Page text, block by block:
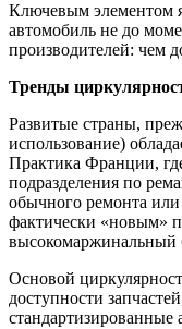
Ключевым элементом
автомобиль не до
производителей: чем
Тренды
Развитые страны,
использование)
Практика Франции,
подразделения по
обычного ремонта или
фактически «новым»
высокомаржинальный
Основой
доступности
стандартизированные